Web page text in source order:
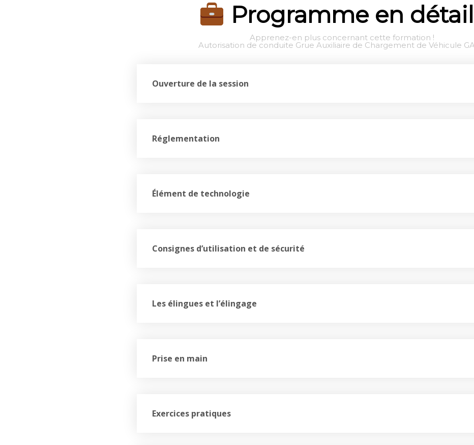
Programme en
Apprenez-en plus concernant cette formation !
Autorisation de conduite Grue Auxiliaire de Chargement de Véhicule
Ouverture de la session
Réglementation
Élément de technologie
Consignes d’utilisation et de sécurité
Les élingues et l’élingage
Prise en main
Exercices pratiques